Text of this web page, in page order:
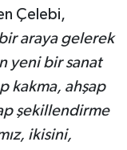
Çelebi,
araya gelerek
yeni bir sanat
kakma, ahşap
şekillendirme
ikisini,